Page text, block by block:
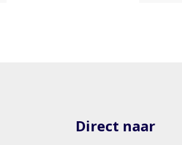
Direct naar